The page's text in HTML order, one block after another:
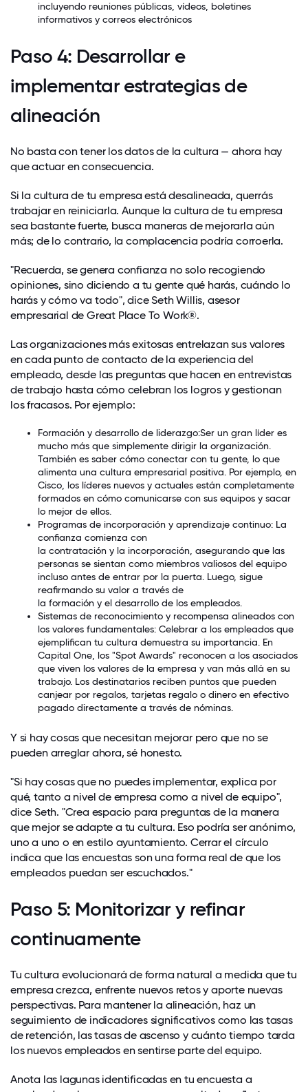
incluyendo reuniones públicas, vídeos, boletines
informativos y correos electrónicos
Paso 4: Desarrollar e
implementar estrategias de
alineación
No basta con tener los datos de la cultura — ahora hay
que actuar en consecuencia.
Si la cultura de tu empresa está desalineada, querrás
trabajar en reiniciarla. Aunque la cultura de tu empresa
sea bastante fuerte, busca maneras de mejorarla aún
más; de lo contrario, la complacencia podría corroerla.
"Recuerda, se genera confianza no solo recogiendo
opiniones, sino diciendo a tu gente qué harás, cuándo lo
harás y cómo va todo", dice Seth Willis, asesor
empresarial de Great Place To Work®.
Las organizaciones más exitosas entrelazan sus valores
en cada punto de contacto de la experiencia del
empleado, desde las preguntas que hacen en entrevistas
de trabajo hasta cómo celebran los logros y gestionan
los fracasos. Por ejemplo:
Formación y desarrollo de liderazgo:Ser un gran líder es
mucho más que simplemente dirigir la organización.
También es saber cómo conectar con tu gente, lo que
alimenta una cultura empresarial positiva. Por ejemplo, en
Cisco, los líderes nuevos y actuales están completamente
formados en cómo comunicarse con sus equipos y sacar
lo mejor de ellos.
Programas de incorporación y aprendizaje continuo: La
confianza comienza con
la contratación y la incorporación, asegurando que las
personas se sientan como miembros valiosos del equipo
incluso antes de entrar por la puerta. Luego, sigue
reafirmando su valor a través de
la formación y el desarrollo de los empleados.
Sistemas de reconocimiento y recompensa alineados con
los valores fundamentales: Celebrar a los empleados que
ejemplifican tu cultura demuestra su importancia. En
Capital One, los "Spot Awards" reconocen a los asociados
que viven los valores de la empresa y van más allá en su
trabajo. Los destinatarios reciben puntos que pueden
canjear por regalos, tarjetas regalo o dinero en efectivo
pagado directamente a través de nóminas.
Y si hay cosas que necesitan mejorar pero que no se
pueden arreglar ahora, sé honesto.
"Si hay cosas que no puedes implementar, explica por
qué, tanto a nivel de empresa como a nivel de equipo",
dice Seth. "Crea espacio para preguntas de la manera
que mejor se adapte a tu cultura. Eso podría ser anónimo,
uno a uno o en estilo ayuntamiento. Cerrar el círculo
indica que las encuestas son una forma real de que los
empleados puedan ser escuchados."
Paso 5: Monitorizar y refinar
continuamente
Tu cultura evolucionará de forma natural a medida que tu
empresa crezca, enfrente nuevos retos y aporte nuevas
perspectivas. Para mantener la alineación, haz un
seguimiento de indicadores significativos como las tasas
de retención, las tasas de ascenso y cuánto tiempo tarda
los nuevos empleados en sentirse parte del equipo.
Anota las lagunas identificadas en tu encuesta a